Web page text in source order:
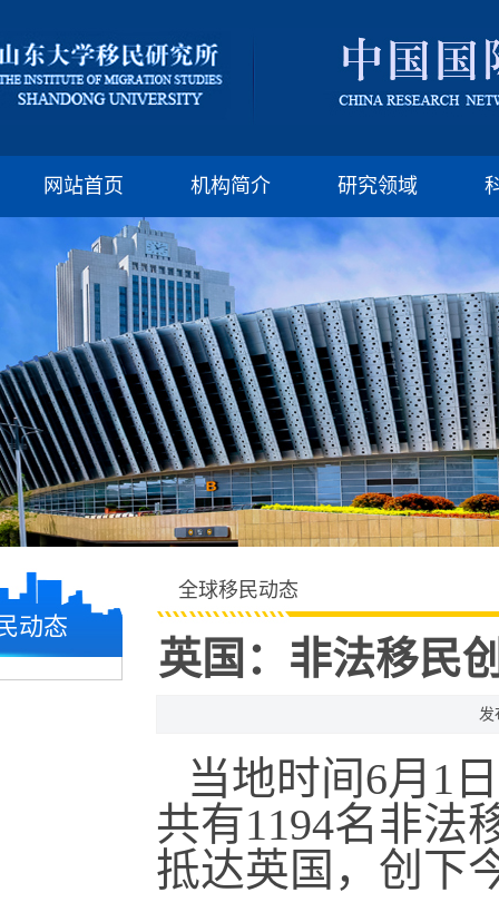
网站首页 机构简介 研究领域
动态
全球移民动态
英国：非法移民
发
当地时间6月1
共有1194名非法
抵达英国，创下
版权所有：山东
邮编:250100 电话